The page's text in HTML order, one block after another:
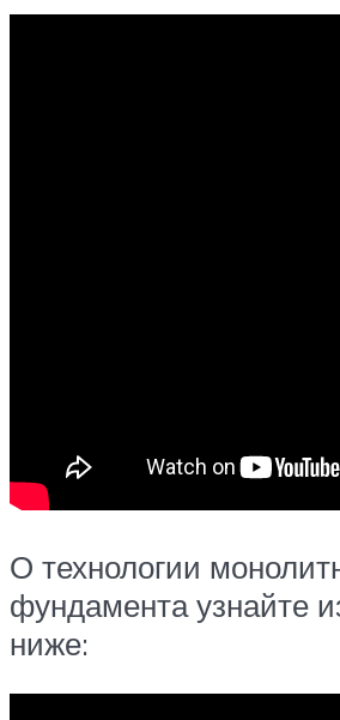
О технологии
фундамента узнайте
ниже: